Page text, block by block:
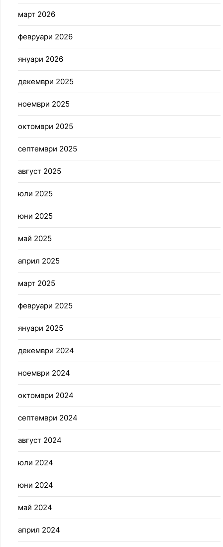
март 2026
февруари 2026
януари 2026
декември 2025
ноември 2025
октомври 2025
септември 2025
август 2025
юли 2025
юни 2025
май 2025
април 2025
март 2025
февруари 2025
януари 2025
декември 2024
ноември 2024
октомври 2024
септември 2024
август 2024
юли 2024
юни 2024
май 2024
април 2024